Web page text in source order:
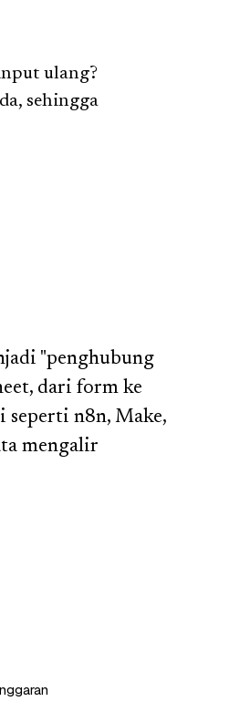
ulang?
sehingga
"penghubung
dari form ke
seperti n8n, Make,
mengalir